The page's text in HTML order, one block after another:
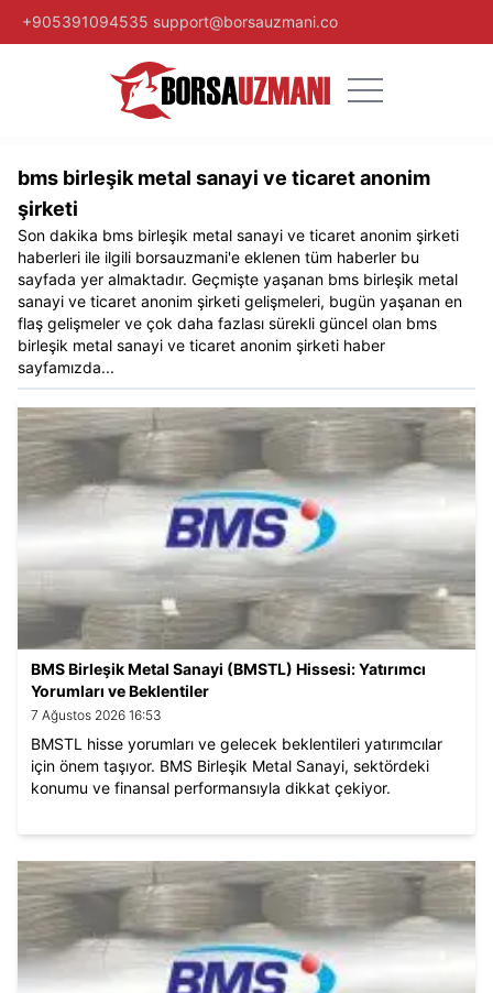
+905391094535 support@borsauzmani.co
bms birleşik metal sanayi ve ticaret anonim
şirketi​
Son dakika bms birleşik metal sanayi ve ticaret anonim şirketi​
haberleri ile ilgili borsauzmani'e eklenen tüm haberler bu
sayfada yer almaktadır. Geçmişte yaşanan bms birleşik metal
sanayi ve ticaret anonim şirketi​ gelişmeleri, bugün yaşanan en
flaş gelişmeler ve çok daha fazlası sürekli güncel olan bms
birleşik metal sanayi ve ticaret anonim şirketi​ haber
sayfamızda...
BMS Birleşik Metal Sanayi (BMSTL) Hissesi: Yatırımcı
Yorumları ve Beklentiler
7 Ağustos 2026 16:53
BMSTL hisse yorumları ve gelecek beklentileri yatırımcılar
için önem taşıyor. BMS Birleşik Metal Sanayi, sektördeki
konumu ve finansal performansıyla dikkat çekiyor.